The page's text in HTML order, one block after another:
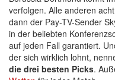
verfolgen. Alle anderen
dann der Pay-TV-Sender
in der beliebten
auf jeden Fall garantiert.
der sich wirklich lohnt,
die drei besten Picks.